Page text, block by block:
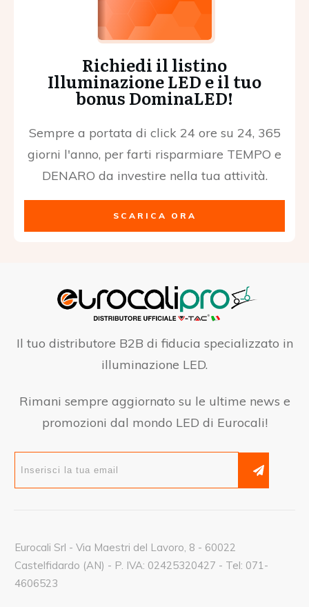
Richiedi il listino
Illuminazione LED e il tuo
bonus DominaLED!
Sempre a portata di click 24 ore su 24, 365
giorni l'anno, per farti risparmiare TEMPO e
DENARO da investire nella tua attività.
SCARICA ORA
Il tuo distributore B2B di fiducia specializzato in
illuminazione LED.
Rimani sempre aggiornato su le ultime news e
promozioni dal mondo LED di Eurocali!
Eurocali Srl - Via Maestri del Lavoro, 8 - 60022
Castelfidardo (AN) - P. IVA: 02425320427 - Tel: 071-
4606523